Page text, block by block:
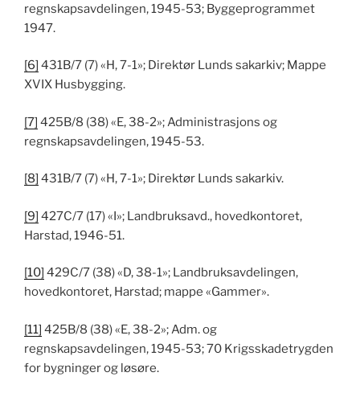
regnskapsavdelingen, 1945-53; Byggeprogrammet
1947.
[6] 431B/7 (7) «H, 7-1»; Direktør Lunds sakarkiv; Mappe
XVIX Husbygging.
[7] 425B/8 (38) «E, 38-2»; Administrasjons og
regnskapsavdelingen, 1945-53.
[8] 431B/7 (7) «H, 7-1»; Direktør Lunds sakarkiv.
[9] 427C/7 (17) «I»; Landbruksavd., hovedkontoret,
Harstad, 1946-51.
[10] 429C/7 (38) «D, 38-1»; Landbruksavdelingen,
hovedkontoret, Harstad; mappe «Gammer».
[11] 425B/8 (38) «E, 38-2»; Adm. og
regnskapsavdelingen, 1945-53; 70 Krigsskadetrygden
for bygninger og løsøre.